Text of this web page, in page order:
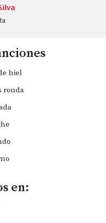
hiel
ronda
en: